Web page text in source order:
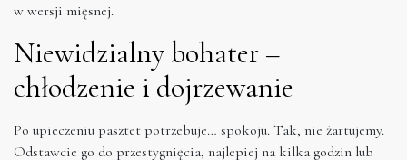
w wersji mięsnej.
Niewidzialny bohater –
chłodzenie i dojrzewanie
Po upieczeniu pasztet potrzebuje… spokoju. Tak, nie żartujemy.
Odstawcie go do przestygnięcia, najlepiej na kilka godzin lub